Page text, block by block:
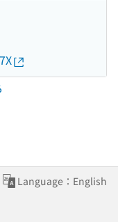
Language：English